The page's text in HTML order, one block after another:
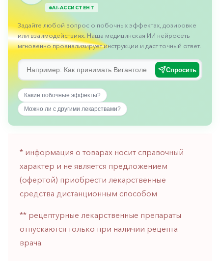
Сосудистые
Тромбозы
Урология
горло-
нос
Хирургия
Щитовидная
железа
AI-АССИСТЕНТ
Задайте любой вопрос о побочных эффектах, дозировке
или взаимодействиях. Наша медицинская ИИ нейросеть
мгновенно проанализирует инструкции и даст точный ответ.
Спросить
Какие побочные эффекты?
Можно ли с другими лекарствами?
* информация о товарах носит справочный
характер и не является предложением
(офертой) приобрести лекарственные
средства дистанционным способом
** рецептурные лекарственные препараты
отпускаются только при наличии рецепта
врача.